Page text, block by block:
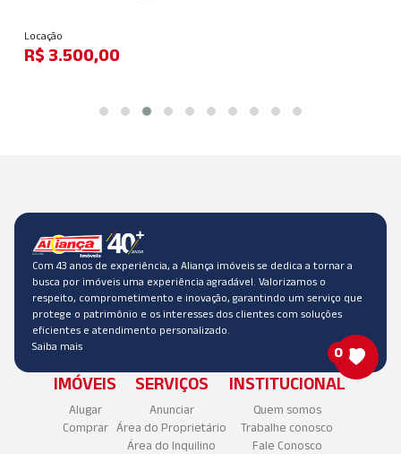
Locação
R$ 3.500,00
Com 43 anos de experiência, a Aliança imóveis se dedica a tornar a
busca por imóveis uma experiência agradável. Valorizamos o
respeito, comprometimento e inovação, garantindo um serviço que
protege o patrimônio e os interesses dos clientes com soluções
eficientes e atendimento personalizado.
Saiba mais
IMÓVEIS
Alugar
Comprar
SERVIÇOS
Anunciar
Área do Proprietário
Área do Inquilino
INSTITUCIONAL
Quem somos
Trabalhe conosco
Fale Conosco
0